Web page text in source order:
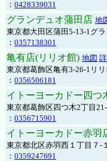
： 0428339031
グランデュオ蒲田店 地
東京都大田区蒲田5-13-1グ
： 0357138301
亀有店(リリオ館) 地図
東京都葛飾区亀有3-26-1リ
： 0356506181
イトーヨーカドー四つ
東京都葛飾区四つ木2丁目
： 0356715901
イトーヨーカドー赤羽
東京都北区赤羽西１丁目７-
： 0359247691